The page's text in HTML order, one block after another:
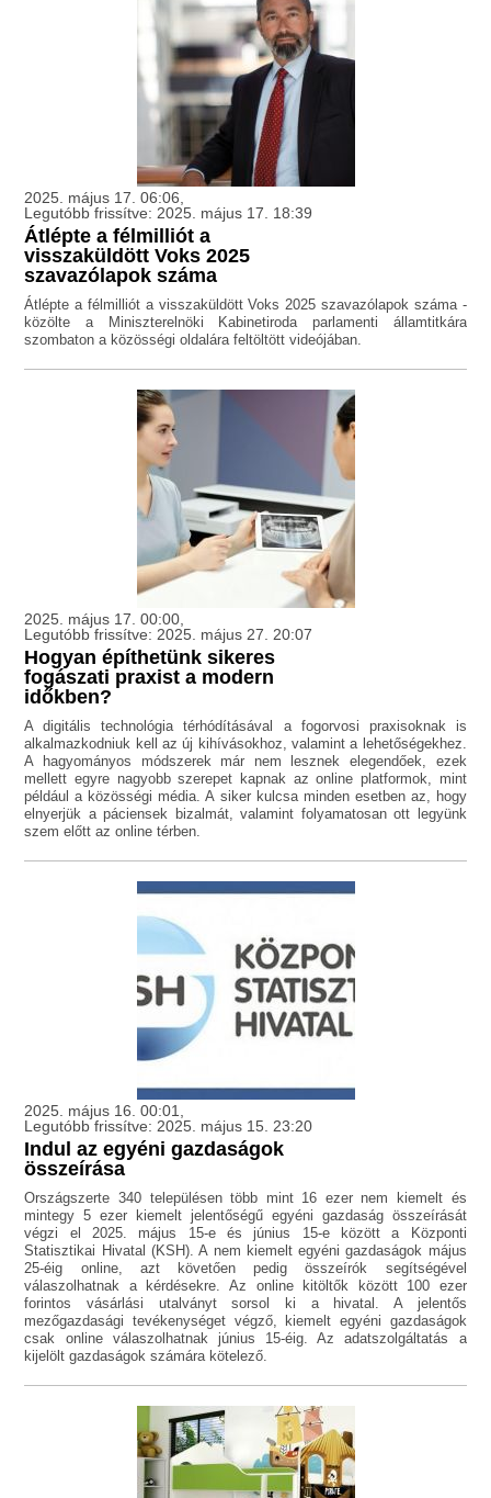
2025. május 17. 06:06,
Legutóbb frissítve: 2025. május 17. 18:39
Átlépte a félmilliót a
visszaküldött Voks 2025
szavazólapok száma
Átlépte a félmilliót a visszaküldött Voks 2025 szavazólapok száma -
közölte a Miniszterelnöki Kabinetiroda parlamenti államtitkára
szombaton a közösségi oldalára feltöltött videójában.
2025. május 17. 00:00,
Legutóbb frissítve: 2025. május 27. 20:07
Hogyan építhetünk sikeres
fogászati praxist a modern
időkben?
A digitális technológia térhódításával a fogorvosi praxisoknak is
alkalmazkodniuk kell az új kihívásokhoz, valamint a lehetőségekhez.
A hagyományos módszerek már nem lesznek elegendőek, ezek
mellett egyre nagyobb szerepet kapnak az online platformok, mint
például a közösségi média. A siker kulcsa minden esetben az, hogy
elnyerjük a páciensek bizalmát, valamint folyamatosan ott legyünk
szem előtt az online térben.
2025. május 16. 00:01,
Legutóbb frissítve: 2025. május 15. 23:20
Indul az egyéni gazdaságok
összeírása
Országszerte 340 településen több mint 16 ezer nem kiemelt és
mintegy 5 ezer kiemelt jelentőségű egyéni gazdaság összeírását
végzi el 2025. május 15-e és június 15-e között a Központi
Statisztikai Hivatal (KSH). A nem kiemelt egyéni gazdaságok május
25-éig online, azt követően pedig összeírók segítségével
válaszolhatnak a kérdésekre. Az online kitöltők között 100 ezer
forintos vásárlási utalványt sorsol ki a hivatal. A jelentős
mezőgazdasági tevékenységet végző, kiemelt egyéni gazdaságok
csak online válaszolhatnak június 15-éig. Az adatszolgáltatás a
kijelölt gazdaságok számára kötelező.